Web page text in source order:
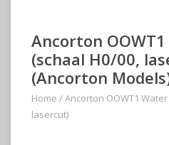
Ancorton
(schaal H0/00,
(Ancorton
Home /Ancorton OOWT1
lasercut)